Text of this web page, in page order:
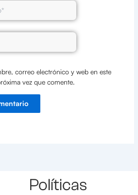
correo electrónico y web en este
vez que comente.
Políticas